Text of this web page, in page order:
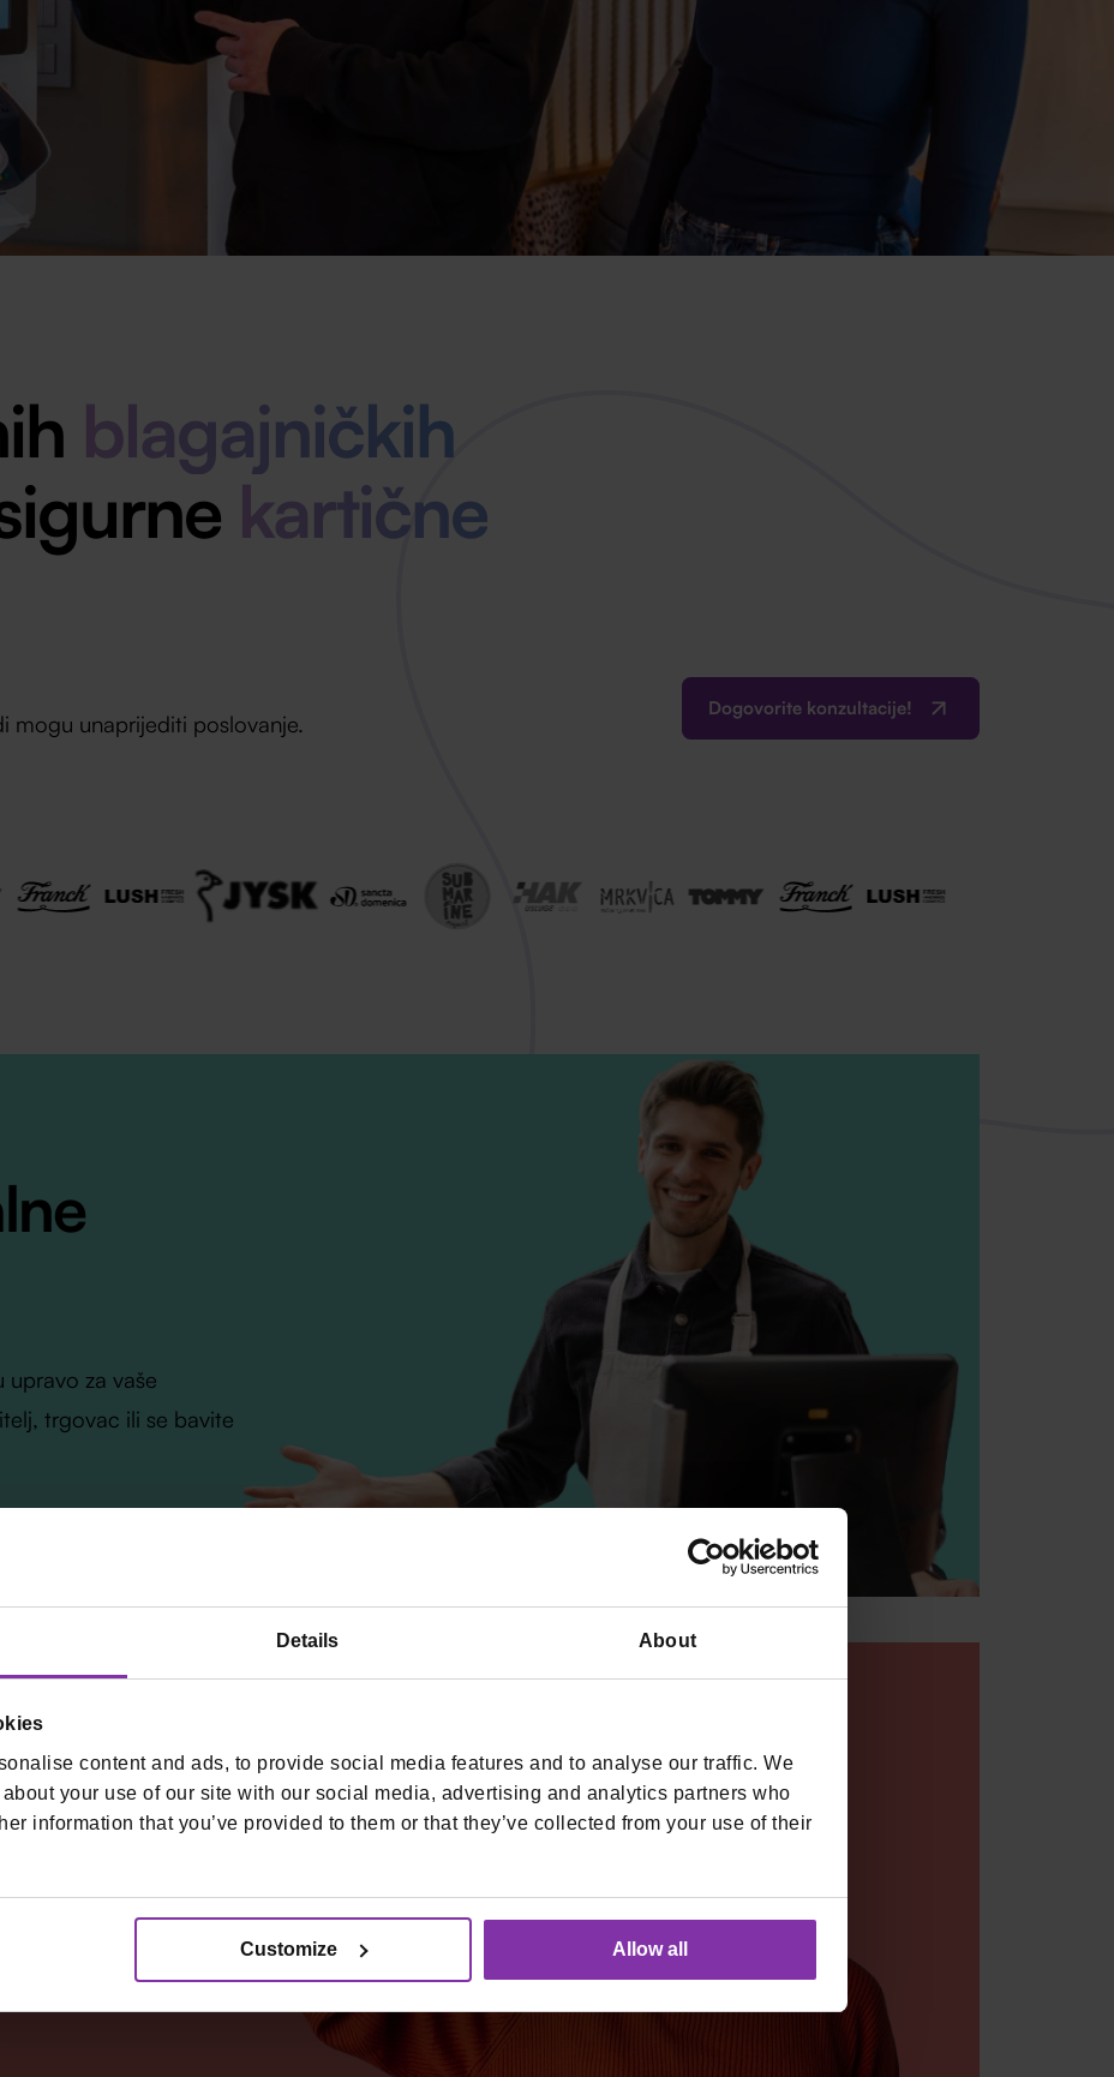
Details About
content and ads, to provide social media features and to analyse our traffic. We
your use of our site with our social media, advertising and analytics partners who
information that you’ve provided to them or that they’ve collected from your use of their
Customize Allow all
blagajničkih
kartične
mogu unaprijediti poslovanje.
Dogovorite konzultacije!
upravo za vaše
trgovac ili se bavite
u dućanima i
25+ financijskih